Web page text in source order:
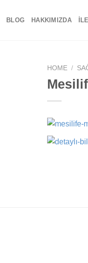
BLOG HAKKIMIZDA
HOME /